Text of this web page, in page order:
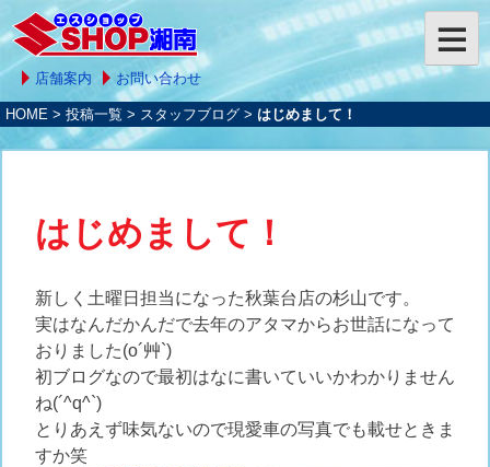
店舗案内 お問い合わせ
HOME > 投稿一覧 > スタッフブログ > はじめまして！
はじめまして！
新しく土曜日担当になった秋葉台店の杉山です。
実はなんだかんだで去年のアタマからお世話になって
おりました(o´艸`)
初ブログなので最初はなに書いていいかわかりません
ね(´^q^`)
とりあえず味気ないので現愛車の写真でも載せときま
すか笑